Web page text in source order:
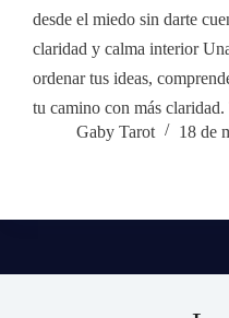
desde el miedo sin darte
claridad y calma interior
ordenar tus ideas,
tu camino con más
Gaby Tarot
18 de